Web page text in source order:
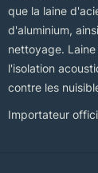
que la laine
d'aluminium,
nettoyage.
l'isolation
contre les
Importateur